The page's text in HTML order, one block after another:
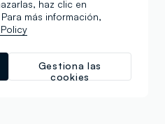
la tableta
haz clic en
más información,
Gestiona las
cookies